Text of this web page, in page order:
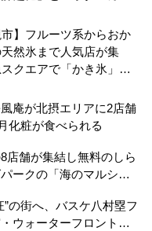
へ招待
市】フルーツ系からおか
然氷まで人気店が集
クエアで「かき氷」祭
庵が北摂エリアに2店舗
化粧が食べられる
店舗が集結し無料のしら
ークの「海のマルシ
の街へ、バスケ八村塁フ
ウォーターフロントを